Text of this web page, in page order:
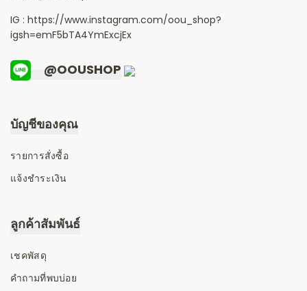
IG : https://www.instagram.com/oou_shop?
igsh=emF5bTA4YmExcjEx
@OOUSHOP
บัญชีของคุณ
รายการสั่งซื้อ
แจ้งชำระเงิน
ลูกค้าสัมพันธ์
เชคพัสดุ
คำถามที่พบบ่อย